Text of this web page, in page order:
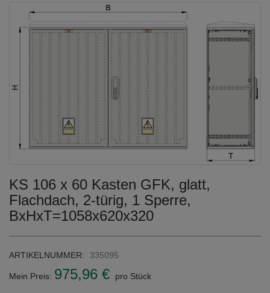
KS 106 x 60 Kasten GFK, glatt,
Flachdach, 2-türig, 1 Sperre,
BxHxT=1058x620x320
ARTIKELNUMMER: 335095
Mein Preis: 975,96 € pro Stück